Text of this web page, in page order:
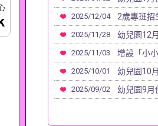
2025/12/04 2歲專班
2025/11/28 幼兒園12
2025/11/03 增設「小
2025/10/01 幼兒園10
2025/09/02 幼兒園9月